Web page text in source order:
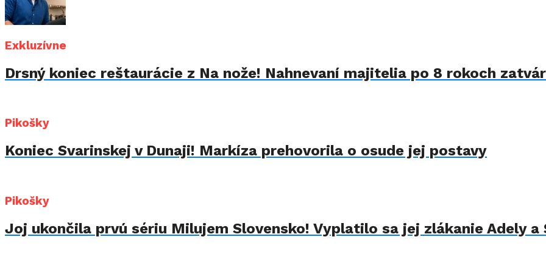
Exkluzívne
Drsný koniec reštaurácie z Na nože! Nahnevaní majitelia po 8 rokoch
Pikošky
Koniec Svarinskej v Dunaji! Markíza prehovorila o osude jej postavy
Pikošky
Joj ukončila prvú sériu Milujem Slovensko! Vyplatilo sa jej zlákanie Adely a